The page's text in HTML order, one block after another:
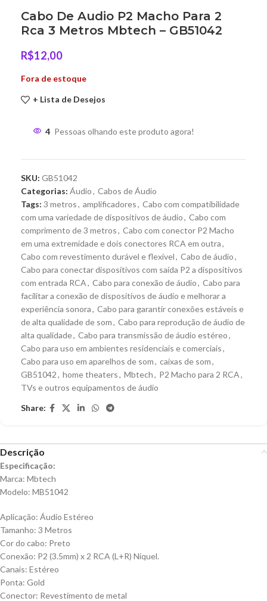
Cabo De Audio P2 Macho Para 2
Rca 3 Metros Mbtech – GB51042
R$12,00
Fora de estoque
+ Lista de Desejos
4 Pessoas olhando este produto agora!
SKU: GB51042
Categorias: Áudio, Cabos de Áudio
Tags: 3 metros, amplificadores, Cabo com compatibilidade
com uma variedade de dispositivos de áudio, Cabo com
comprimento de 3 metros, Cabo com conector P2 Macho
em uma extremidade e dois conectores RCA em outra,
Cabo com revestimento durável e flexível, Cabo de áudio,
Cabo para conectar dispositivos com saída P2 a dispositivos
com entrada RCA, Cabo para conexão de áudio, Cabo para
facilitar a conexão de dispositivos de áudio e melhorar a
experiência sonora, Cabo para garantir conexões estáveis e
de alta qualidade de som, Cabo para reprodução de áudio de
alta qualidade, Cabo para transmissão de áudio estéreo,
Cabo para uso em ambientes residenciais e comerciais,
Cabo para uso em aparelhos de som, caixas de som,
GB51042, home theaters, Mbtech, P2 Macho para 2 RCA,
TVs e outros equipamentos de áudio
Share:
Descrição
Especificação:
Marca: Mbtech
Modelo: MB51042
Aplicação: Áudio Estéreo
Tamanho: 3 Metros
Cor do cabo: Preto
Conexão: P2 (3.5mm) x 2 RCA (L+R) Níquel.
Canais: Estéreo
Ponta: Gold
Conector: Revestimento de metal